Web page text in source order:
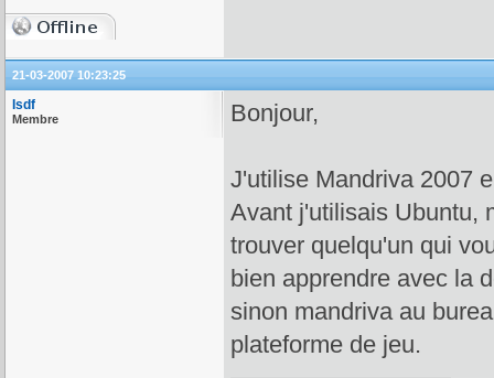
21-03-2007 10:23:25
Isdf
Membre Bonjour,
J'utilise Mandriva 2007
Avant j'utilisais Ubuntu,
trouver quelqu'un qui
bien apprendre avec la
sinon mandriva au
plateforme de jeu.